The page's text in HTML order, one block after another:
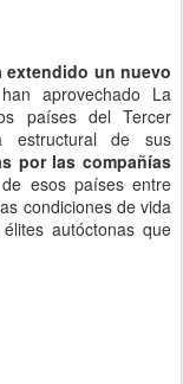
extendido un nuevo
aprovechado La
países del Tercer
estructural de sus
por las compañías
esos países entre
condiciones de vida
autóctonas que